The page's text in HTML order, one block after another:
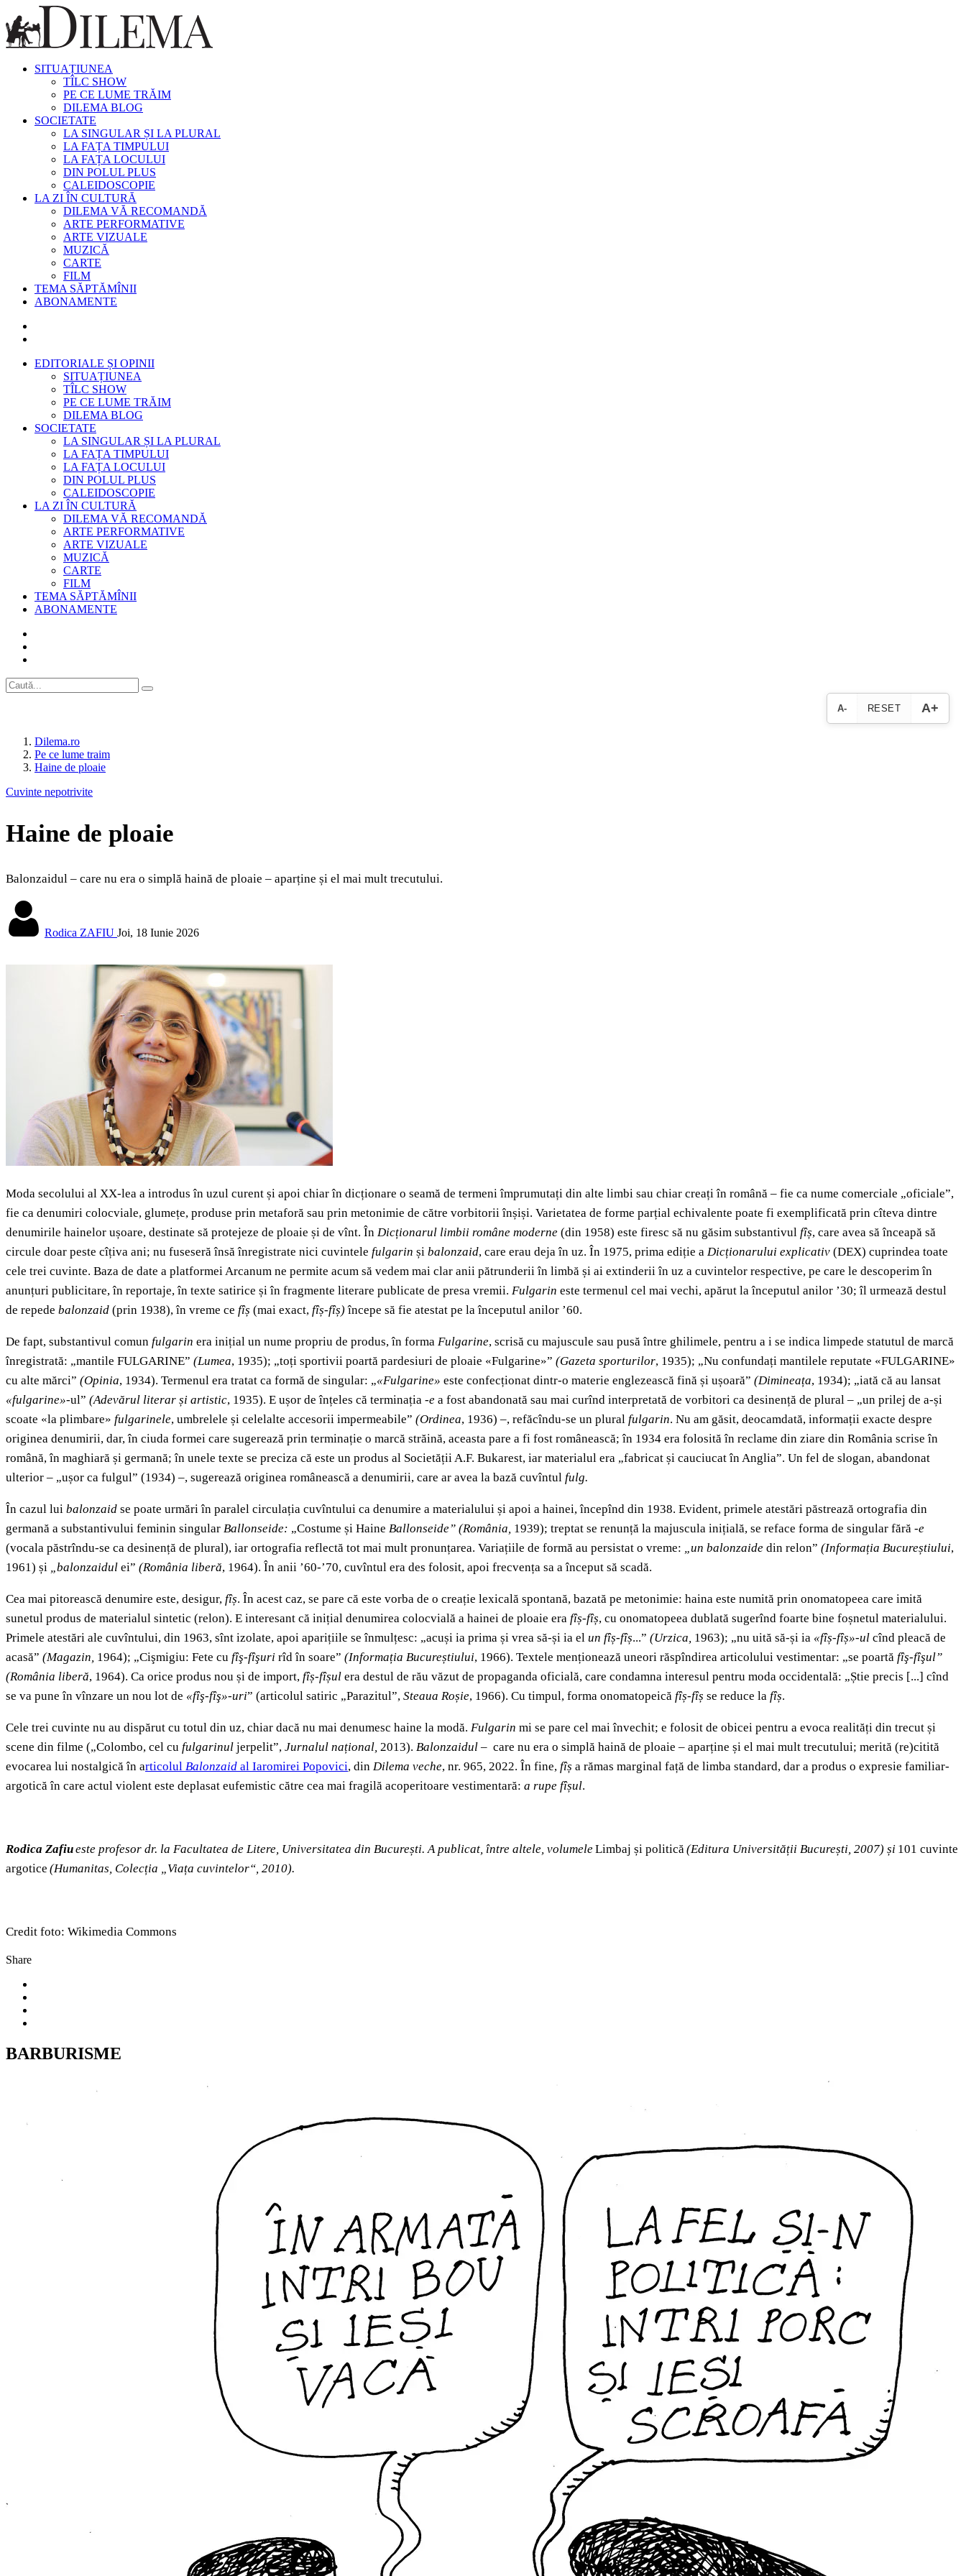
SITUAȚIUNEA
TÎLC SHOW
PE CE LUME TRĂIM
DILEMA BLOG
SOCIETATE
LA SINGULAR ȘI LA PLURAL
LA FAȚA TIMPULUI
LA FAȚA LOCULUI
DIN POLUL PLUS
CALEIDOSCOPIE
LA ZI ÎN CULTURĂ
DILEMA VĂ RECOMANDĂ
ARTE PERFORMATIVE
ARTE VIZUALE
MUZICĂ
CARTE
FILM
TEMA SĂPTĂMÎNII
ABONAMENTE
EDITORIALE ȘI OPINII
SITUAȚIUNEA
TÎLC SHOW
PE CE LUME TRĂIM
DILEMA BLOG
SOCIETATE
LA SINGULAR ȘI LA PLURAL
LA FAȚA TIMPULUI
LA FAȚA LOCULUI
DIN POLUL PLUS
CALEIDOSCOPIE
LA ZI ÎN CULTURĂ
DILEMA VĂ RECOMANDĂ
ARTE PERFORMATIVE
ARTE VIZUALE
MUZICĂ
CARTE
FILM
TEMA SĂPTĂMÎNII
ABONAMENTE
A- RESET A+
Dilema.ro
Pe ce lume traim
Haine de ploaie
Cuvinte nepotrivite
Haine de ploaie
Balonzaidul – care nu era o simplă haină de ploaie – aparține și el mai mult trecutului.
Rodica ZAFIU Joi, 18 Iunie 2026
Moda secolului al XX-lea a introdus în uzul curent și apoi chiar în dicționare o seamă de termeni împrumutați din alte limbi sau chiar creați în română – fie ca nume comerciale „oficiale”,
fie ca denumiri colocviale, glumețe, produse prin metaforă sau prin metonimie de către vorbitorii înșiși. Varietatea de forme parțial echivalente poate fi exemplificată prin cîteva dintre
denumirile hainelor ușoare, destinate să protejeze de ploaie și de vînt. În Dicționarul limbii române moderne (din 1958) este firesc să nu găsim substantivul fîș, care avea să înceapă să
circule doar peste cîțiva ani; nu fuseseră însă înregistrate nici cuvintele fulgarin și balonzaid, care erau deja în uz. În 1975, prima ediție a Dicționarului explicativ (DEX) cuprindea toate
cele trei cuvinte. Baza de date a platformei Arcanum ne permite acum să vedem mai clar anii pătrunderii în limbă și ai extinderii în uz a cuvintelor respective, pe care le descoperim în
anunțuri publicitare, în reportaje, în texte satirice și în fragmente literare publicate de presa vremii. Fulgarin este termenul cel mai vechi, apărut la începutul anilor ’30; îl urmează destul
de repede balonzaid (prin 1938), în vreme ce fîș (mai exact, fîș-fîș)începe să fie atestat pe la începutul anilor ’60.
De fapt, substantivul comun fulgarin era inițial un nume propriu de produs, în forma Fulgarine, scrisă cu majuscule sau pusă între ghilimele, pentru a i se indica limpede statutul de marcă
înregistrată: „mantile FULGARINE” (Lumea, 1935); „toți sportivii poartă pardesiuri de ploaie «Fulgarine»” (Gazeta sporturilor, 1935); „Nu confundați mantilele reputate «FULGARINE»
cu alte mărci” (Opinia, 1934). Termenul era tratat ca formă de singular: „«Fulgarine» este confecționat dintr-o materie englezească fină și ușoară” (Dimineața, 1934); „iată că au lansat
«fulgarine»-ul” (Adevărul literar și artistic, 1935). E ușor de înțeles că terminația -e a fost abandonată sau mai curînd interpretată de vorbitori ca desinență de plural – „un prilej de a-și
scoate «la plimbare» fulgarinele, umbrelele și celelalte accesorii impermeabile” (Ordinea, 1936) –, refăcîndu-se un plural fulgarin. Nu am găsit, deocamdată, informații exacte despre
originea denumirii, dar, în ciuda formei care sugerează prin terminație o marcă străină, aceasta pare a fi fost românească; în 1934 era folosită în reclame din ziare din România scrise în
română, în maghiară și germană; în unele texte se preciza că este un produs al Societății A.F. Bukarest, iar materialul era „fabricat și cauciucat în Anglia”. Un fel de slogan, abandonat
ulterior – „ușor ca fulgul” (1934) –, sugerează originea românească a denumirii, care ar avea la bază cuvîntul fulg.
În cazul lui balonzaid se poate urmări în paralel circulația cuvîntului ca denumire a materialului și apoi a hainei, începînd din 1938. Evident, primele atestări păstrează ortografia din
germană a substantivului feminin singular Ballonseide: „Costume și Haine Ballonseide” (România, 1939); treptat se renunță la majuscula inițială, se reface forma de singular fără -e
(vocala păstrîndu-se ca desinență de plural), iar ortografia reflectă tot mai mult pronunțarea. Variațiile de formă au persistat o vreme: „un balonzaide din relon” (Informația Bucureștiului,
1961) și „balonzaidul ei” (România liberă, 1964). În anii ’60-’70, cuvîntul era des folosit, apoi frecvența sa a început să scadă.
Cea mai pitorească denumire este, desigur, fîș. În acest caz, se pare că este vorba de o creație lexicală spontană, bazată pe metonimie: haina este numită prin onomatopeea care imită
sunetul produs de materialul sintetic (relon). E interesant că inițial denumirea colocvială a hainei de ploaie era fîș-fîș, cu onomatopeea dublată sugerînd foarte bine foșnetul materialului.
Primele atestări ale cuvîntului, din 1963, sînt izolate, apoi aparițiile se înmulțesc: „acuși ia prima și vrea să-și ia el un fîș-fîș...” (Urzica, 1963); „nu uită să-și ia «fîș-fîș»-ul cînd pleacă de
acasă” (Magazin, 1964); „Cişmigiu: Fete cu fîş-fîşuri rîd în soare” (Informația Bucureștiului, 1966). Textele menționează uneori răspîndirea articolului vestimentar: „se poartă fîş-fîşul”
(România liberă, 1964). Ca orice produs nou și de import, fîș-fîșul era destul de rău văzut de propaganda oficială, care condamna interesul pentru moda occidentală: „Știe precis [...] cînd
se va pune în vînzare un nou lot de «fîş-fîş»-uri” (articolul satiric „Parazitul”, Steaua Roșie, 1966). Cu timpul, forma onomatopeică fîș-fîș se reduce la fîș.
Cele trei cuvinte nu au dispărut cu totul din uz, chiar dacă nu mai denumesc haine la modă. Fulgarin mi se pare cel mai învechit; e folosit de obicei pentru a evoca realități din trecut și
scene din filme („Colombo, cel cu fulgarinul jerpelit”, Jurnalul național, 2013). Balonzaidul – care nu era o simplă haină de ploaie – aparține și el mai mult trecutului; merită (re)citită
evocarea lui nostalgică în articolul Balonzaid al Iaromirei Popovici, din Dilema veche, nr. 965, 2022. În fine, fîș a rămas marginal față de limba standard, dar a produs o expresie familiar-
argotică în care actul violent este deplasat eufemistic către cea mai fragilă acoperitoare vestimentară: a rupe fîșul.
Rodica Zafiueste profesor dr. la Facultatea de Litere, Universitatea din București. A publicat, între altele, volumeleLimbaj și politică(Editura Universității București, 2007) și 101 cuvinte
argotice (Humanitas, Colecția „Viața cuvintelor“, 2010).
Credit foto: Wikimedia Commons
Share
BARBURISME